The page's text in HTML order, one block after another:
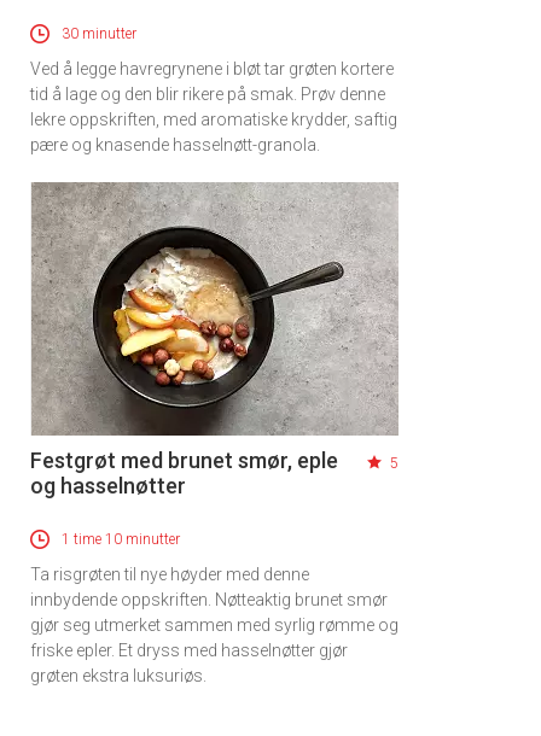
30 minutter
Ved å legge havregrynene i bløt tar grøten kortere
tid å lage og den blir rikere på smak. Prøv denne
lekre oppskriften, med aromatiske krydder, saftig
pære og knasende hasselnøtt-granola.
Festgrøt med brunet smør, eple
og hasselnøtter
5
1 time 10 minutter
Ta risgrøten til nye høyder med denne
innbydende oppskriften. Nøtteaktig brunet smør
gjør seg utmerket sammen med syrlig rømme og
friske epler. Et dryss med hasselnøtter gjør
grøten ekstra luksuriøs.